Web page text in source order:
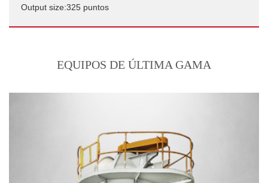
Output size:325 puntos
300.000 toneladas al año en Filipinas
EQUIPOS DE ÚLTIMA GAMA